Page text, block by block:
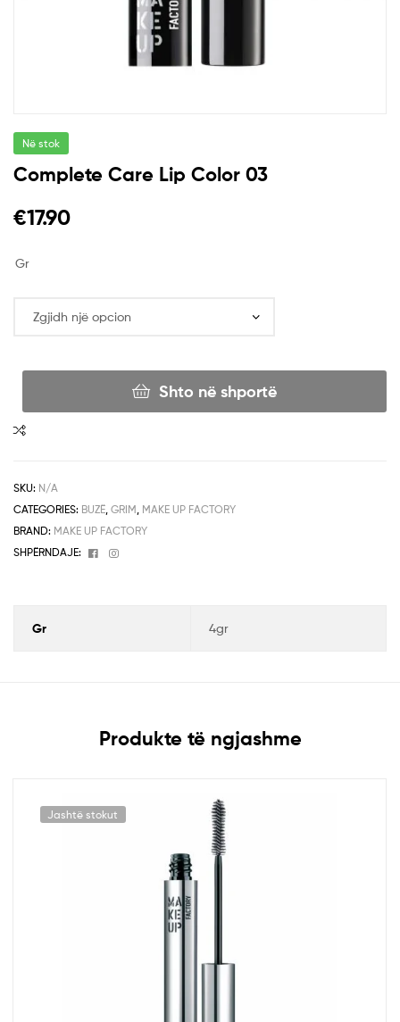
Në stok
Complete Care Lip Color 03
€17.90
Gr
Shto në shportë
SKU: N/A
CATEGORIES: BUZË GRIM MAKE UP FACTORY
BRAND: MAKE UP FACTORY
SHPËRNDAJE:
Facebook
Instagram
Gr 4gr
Produkte të ngjashme
Jashtë stokut